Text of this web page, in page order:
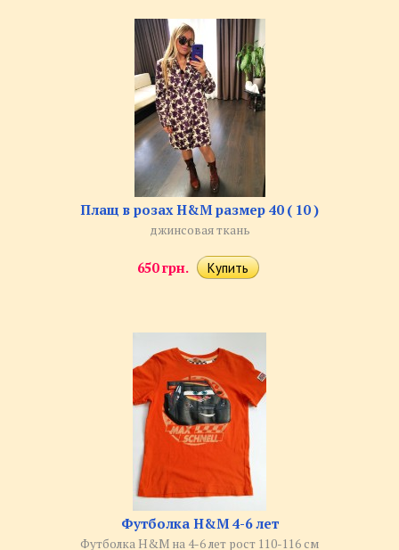
Плащ в розах H&M размер 40 ( 10 )
джинсовая ткань
650 грн.
Футболка H&M 4-6 лет
Футболка H&M на 4-6 лет рост 110-116 см